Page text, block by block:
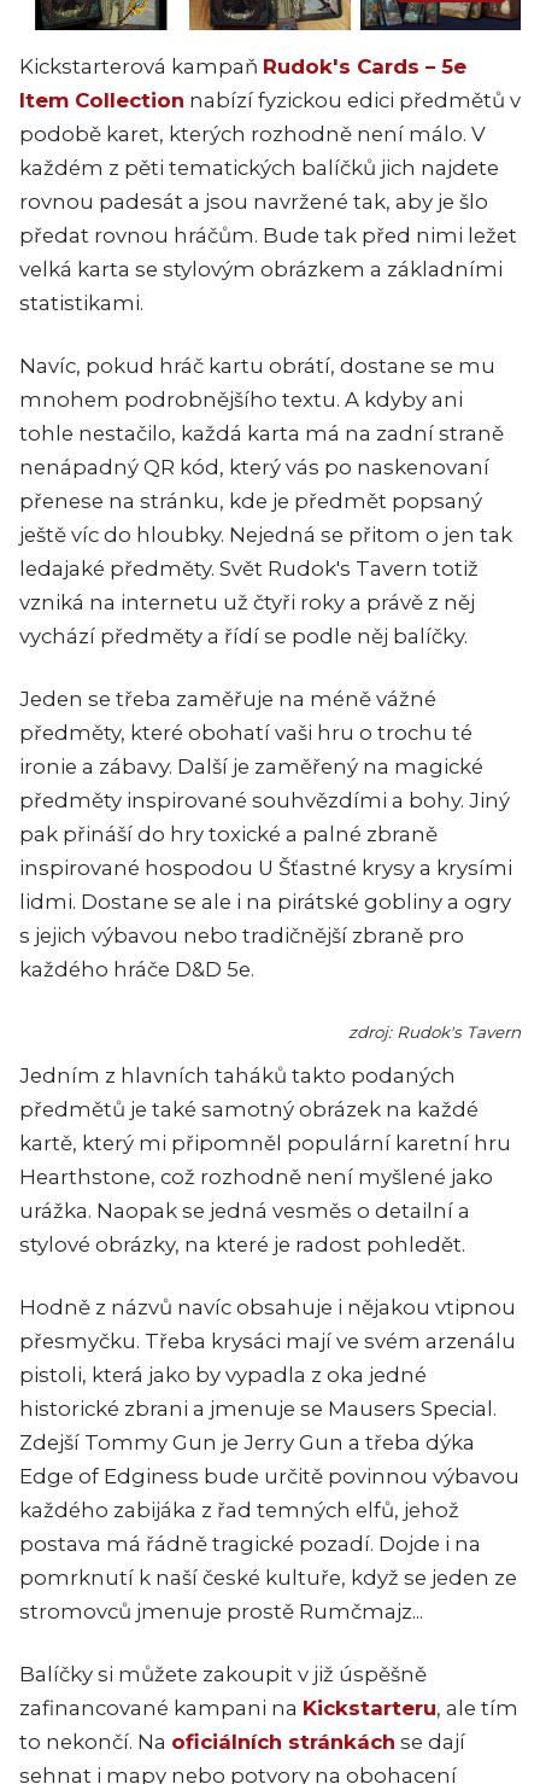
Kickstarterová kampaň Rudok's Cards – 5e
Item Collection nabízí fyzickou edici předmětů v
podobě karet, kterých rozhodně není málo. V
každém z pěti tematických balíčků jich najdete
rovnou padesát a jsou navržené tak, aby je šlo
předat rovnou hráčům. Bude tak před nimi ležet
velká karta se stylovým obrázkem a základními
statistikami.
Navíc, pokud hráč kartu obrátí, dostane se mu
mnohem podrobnějšího textu. A kdyby ani
tohle nestačilo, každá karta má na zadní straně
nenápadný QR kód, který vás po naskenovaní
přenese na stránku, kde je předmět popsaný
ještě víc do hloubky. Nejedná se přitom o jen tak
ledajaké předměty. Svět Rudok's Tavern totiž
vzniká na internetu už čtyři roky a právě z něj
vychází předměty a řídí se podle něj balíčky.
Jeden se třeba zaměřuje na méně vážné
předměty, které obohatí vaši hru o trochu té
ironie a zábavy. Další je zaměřený na magické
předměty inspirované souhvězdími a bohy. Jiný
pak přináší do hry toxické a palné zbraně
inspirované hospodou U Šťastné krysy a krysími
lidmi. Dostane se ale i na pirátské gobliny a ogry
s jejich výbavou nebo tradičnější zbraně pro
každého hráče D&D 5e.
zdroj: Rudok's Tavern
Jedním z hlavních taháků takto podaných
předmětů je také samotný obrázek na každé
kartě, který mi připomněl populární karetní hru
Hearthstone, což rozhodně není myšlené jako
urážka. Naopak se jedná vesměs o detailní a
stylové obrázky, na které je radost pohledět.
Hodně z názvů navíc obsahuje i nějakou vtipnou
přesmyčku. Třeba krysáci mají ve svém arzenálu
pistoli, která jako by vypadla z oka jedné
historické zbrani a jmenuje se Mausers Special.
Zdejší Tommy Gun je Jerry Gun a třeba dýka
Edge of Edginess bude určitě povinnou výbavou
každého zabijáka z řad temných elfů, jehož
postava má řádně tragické pozadí. Dojde i na
pomrknutí k naší české kultuře, když se jeden ze
stromovců jmenuje prostě Rumčmajz...
Balíčky si můžete zakoupit v již úspěšně
zafinancované kampani na Kickstarteru, ale tím
to nekončí. Na oficiálních stránkách se dají
sehnat i mapy nebo potvory na obohacení